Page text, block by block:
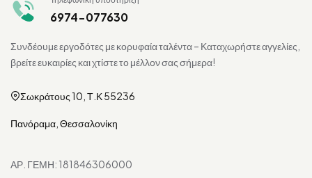
6974-077630
Συνδέουμε εργοδότες με κορυφαία ταλέντα – Καταχωρήστε αγγελίες,
βρείτε ευκαιρίες και χτίστε το μέλλον σας σήμερα!
Σωκράτους 10, Τ.Κ 55236
Πανόραμα, Θεσσαλονίκη
ΑΡ. ΓΕΜΗ: 181846306000